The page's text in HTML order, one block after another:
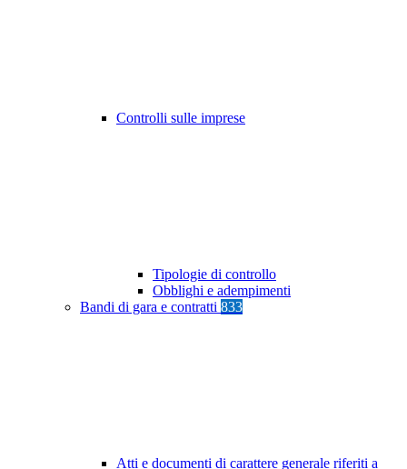
Controlli sulle imprese
Tipologie di controllo
Obblighi e adempimenti
Bandi di gara e contratti 833
Atti e documenti di carattere generale riferiti a